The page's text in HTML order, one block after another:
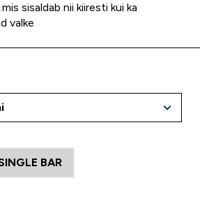
sisaldab nii kiiresti kui ka
valke
BAR